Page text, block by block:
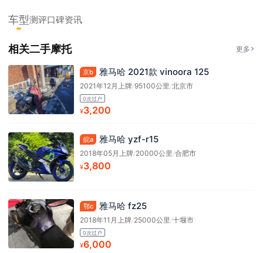
车型测评口碑资讯
相关二手摩托 更多
京b 雅马哈 2021款 vinoora 125
2021年12月上牌/95100公里 /北京市
0次过户
¥3,200
皖a 雅马哈 yzf-r15
2018年05月上牌/20000公里 /合肥市
¥3,800
鄂c 雅马哈 fz25
2018年11月上牌/25000公里 /十堰市
0次过户
¥6,000